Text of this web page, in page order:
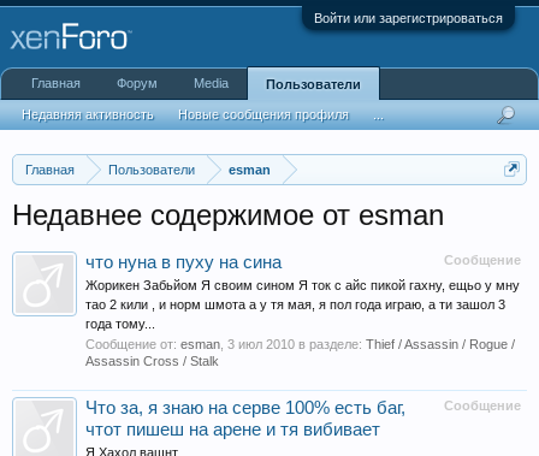
Войти или зарегистрироваться
Главная Пользователи esman
Недавнее содержимое от esman
Сообщение
что нуна в пуху на сина
Жорикен Забьйом Я своим сином Я ток с айс пикой гахну, ещьо у мну
тао 2 кили , и норм шмота а у тя мая, я пол года играю, а ти зашол 3
года тому...
Сообщение от: esman 3 июл 2010 в разделе: Thief / Assassin / Rogue /
Assassin Cross / Stalk
Сообщение
Что за, я знаю на серве 100% есть баг,
чтот пишеш на арене и тя вибивает
Я Хахол ващнт
Главная Форум Media Пользователи
Недавняя активность Новые сообщения профиля